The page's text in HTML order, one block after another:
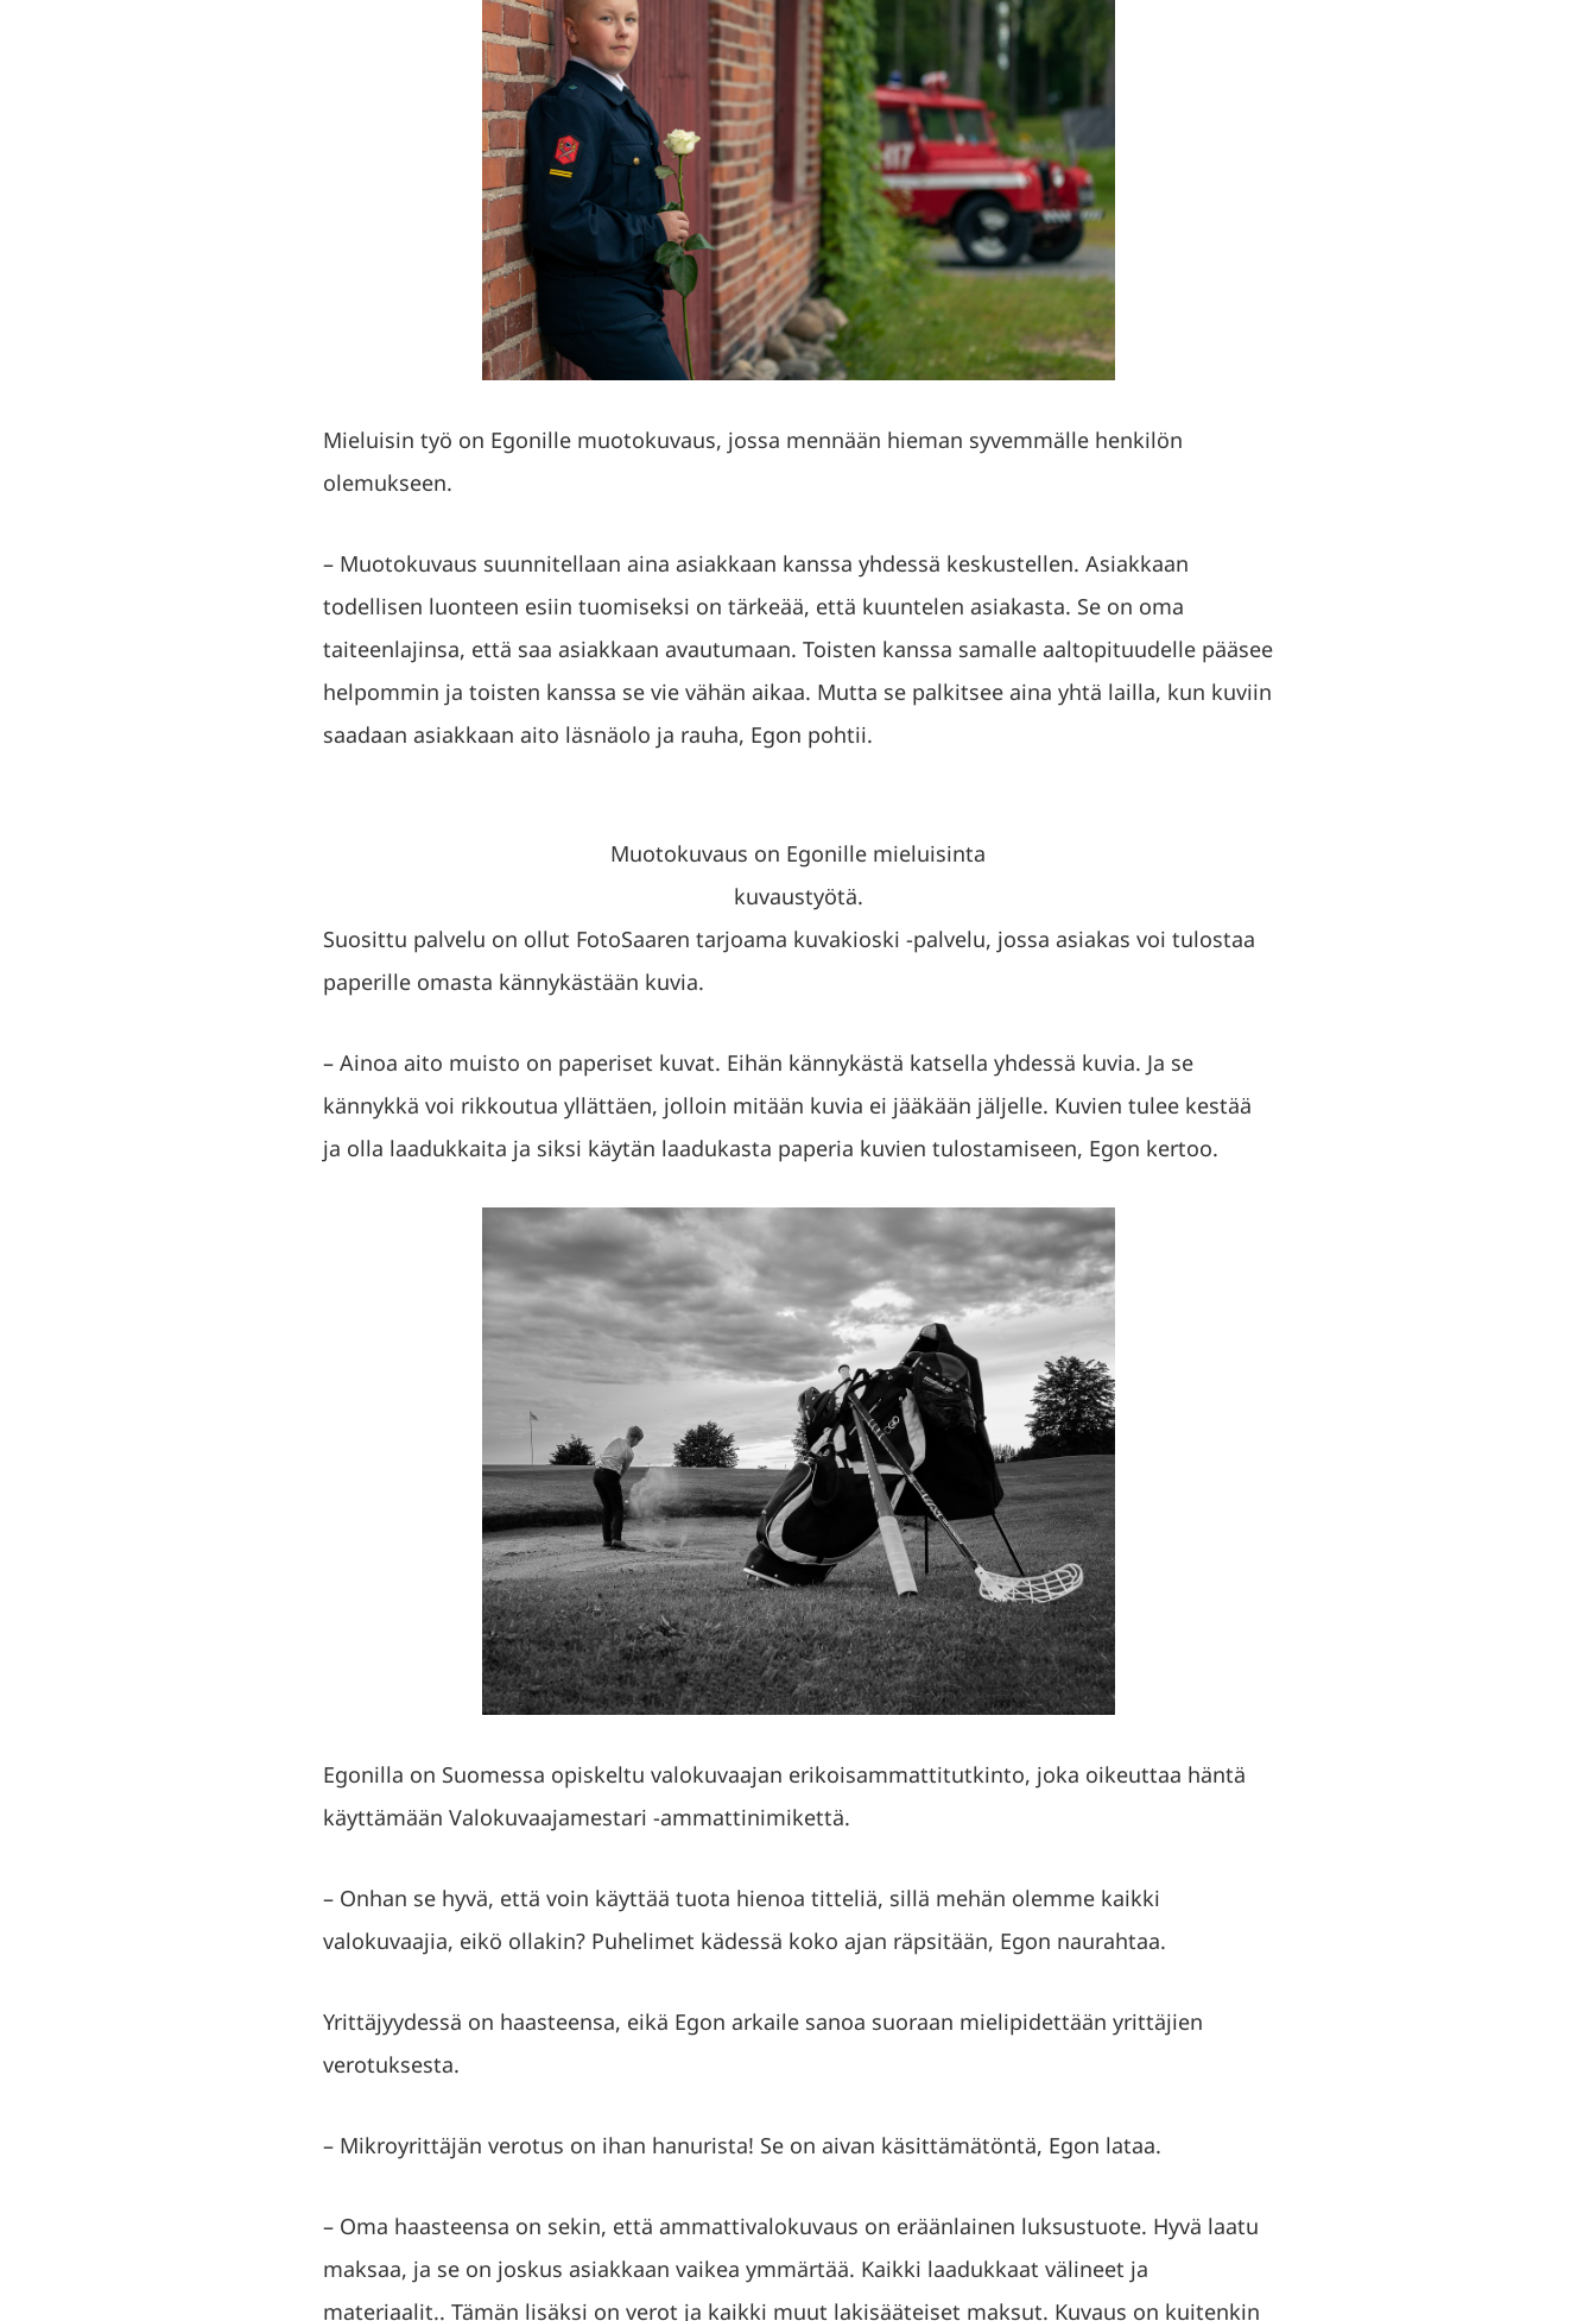
Mieluisin työ on Egonille muotokuvaus, jossa mennään hieman syvemmälle henkilön
olemukseen.
– Muotokuvaus suunnitellaan aina asiakkaan kanssa yhdessä keskustellen. Asiakkaan
todellisen luonteen esiin tuomiseksi on tärkeää, että kuuntelen asiakasta. Se on oma
taiteenlajinsa, että saa asiakkaan avautumaan. Toisten kanssa samalle aaltopituudelle pääsee
helpommin ja toisten kanssa se vie vähän aikaa. Mutta se palkitsee aina yhtä lailla, kun kuviin
saadaan asiakkaan aito läsnäolo ja rauha, Egon pohtii.
Muotokuvaus on Egonille mieluisinta
kuvaustyötä.
Suosittu palvelu on ollut FotoSaaren tarjoama kuvakioski -palvelu, jossa asiakas voi tulostaa
paperille omasta kännykästään kuvia.
– Ainoa aito muisto on paperiset kuvat. Eihän kännykästä katsella yhdessä kuvia. Ja se
kännykkä voi rikkoutua yllättäen, jolloin mitään kuvia ei jääkään jäljelle. Kuvien tulee kestää
ja olla laadukkaita ja siksi käytän laadukasta paperia kuvien tulostamiseen, Egon kertoo.
Egonilla on Suomessa opiskeltu valokuvaajan erikoisammattitutkinto, joka oikeuttaa häntä
käyttämään Valokuvaajamestari -ammattinimikettä.
– Onhan se hyvä, että voin käyttää tuota hienoa titteliä, sillä mehän olemme kaikki
valokuvaajia, eikö ollakin? Puhelimet kädessä koko ajan räpsitään, Egon naurahtaa.
Yrittäjyydessä on haasteensa, eikä Egon arkaile sanoa suoraan mielipidettään yrittäjien
verotuksesta.
– Mikroyrittäjän verotus on ihan hanurista! Se on aivan käsittämätöntä, Egon lataa.
– Oma haasteensa on sekin, että ammattivalokuvaus on eräänlainen luksustuote. Hyvä laatu
maksaa, ja se on joskus asiakkaan vaikea ymmärtää. Kaikki laadukkaat välineet ja
materiaalit.. Tämän lisäksi on verot ja kaikki muut lakisääteiset maksut. Kuvaus on kuitenkin